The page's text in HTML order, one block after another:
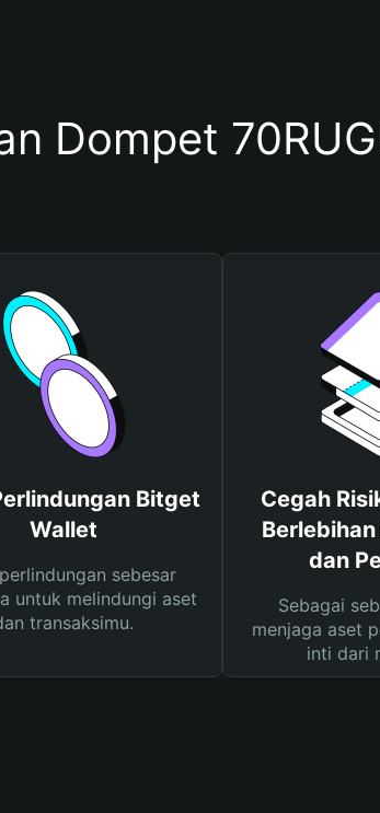
Dompet
Bitget
Wallet
sebesar
untuk melindungi aset
transaksimu.
Cegah
dan
Sebagai
menjaga aset
inti dari